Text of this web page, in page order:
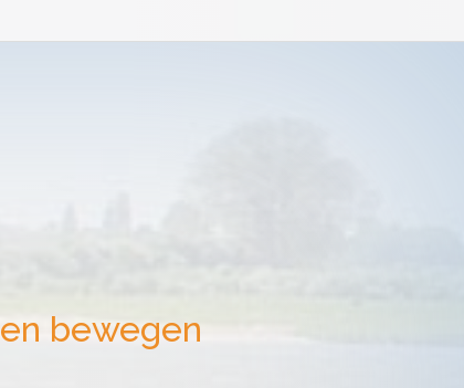
bewegen